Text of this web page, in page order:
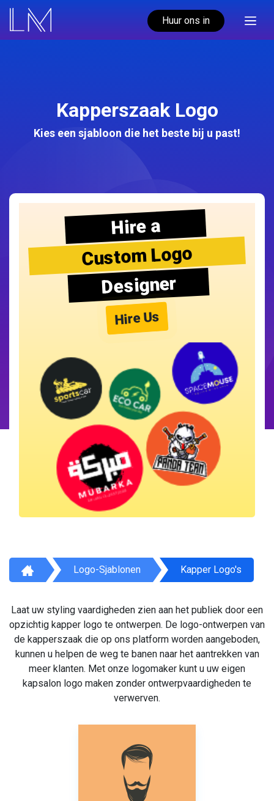
Huur ons in
Kapperszaak Logo
Kies een sjabloon die het beste bij u past!
Hire a
Custom Logo
Designer
Hire Us
Logo-Sjablonen Kapper Logo's
Laat uw styling vaardigheden zien aan het publiek door een
opzichtig kapper logo te ontwerpen. De logo-ontwerpen van
de kapperszaak die op ons platform worden aangeboden,
kunnen u helpen de weg te banen naar het aantrekken van
meer klanten. Met onze logomaker kunt u uw eigen
kapsalon logo maken zonder ontwerpvaardigheden te
verwerven.